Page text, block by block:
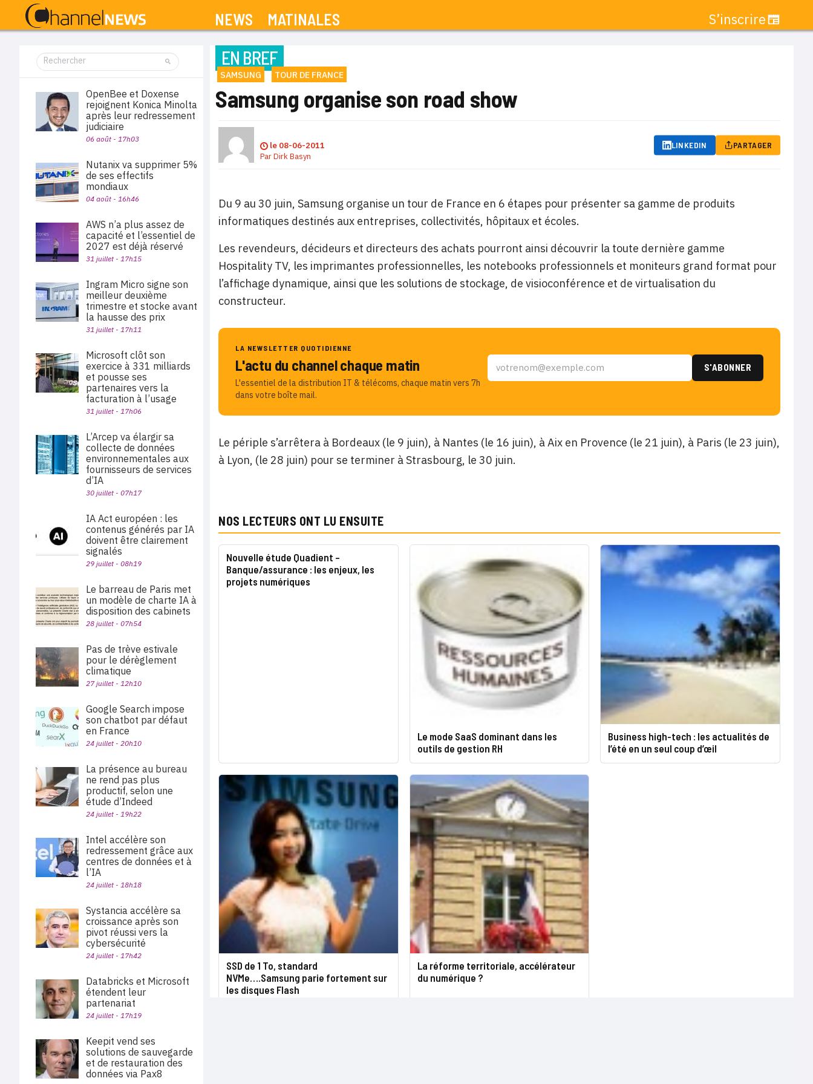
NEWS MATINALES S’inscrire
EN BREF
SAMSUNG TOUR DE FRANCE
Samsung organise son road show
le 08-06-2011
ParDirk Basyn
LINKEDIN PARTAGER
Du 9 au 30 juin, Samsung organise un tour de France en 6 étapes pour présenter sa gamme de produits
informatiques destinés aux entreprises, collectivités, hôpitaux et écoles.
Les revendeurs, décideurs et directeurs des achats pourront ainsi découvrir la toute dernière gamme
Hospitality TV, les imprimantes professionnelles, les notebooks professionnels et moniteurs grand format pour
l’affichage dynamique, ainsi que les solutions de stockage, de visioconférence et de virtualisation du
constructeur.
LA NEWSLETTER QUOTIDIENNE
L'actu du channel chaque matin
L'essentiel de la distribution IT & télécoms, chaque matin vers 7h
dans votre boîte mail.
Le périple s’arrêtera à Bordeaux (le 9 juin), à Nantes (le 16 juin), à Aix en Provence (le 21 juin), à Paris (le 23 juin),
à Lyon, (le 28 juin) pour se terminer à Strasbourg, le 30 juin.
NOS LECTEURS ONT LU ENSUITE
Nouvelle étude Quadient –
Banque/assurance : les enjeux, les
projets numériques
Le mode SaaS dominant dans les
outils de gestion RH
Business high-tech : les actualités de
l’été en un seul coup d’œil
SSD de 1 To, standard
NVMe….Samsung parie fortement sur
les disques Flash
La réforme territoriale, accélérateur
du numérique ?
OpenBee et Doxense
rejoignent Konica Minolta
après leur redressement
judiciaire
06 août - 17h03
Nutanix va supprimer 5%
de ses effectifs
mondiaux
04 août - 16h46
AWS n’a plus assez de
capacité et l’essentiel de
2027 est déjà réservé
31 juillet - 17h15
Ingram Micro signe son
meilleur deuxième
trimestre et stocke avant
la hausse des prix
31 juillet - 17h11
Microsoft clôt son
exercice à 331 milliards
et pousse ses
partenaires vers la
facturation à l’usage
31 juillet - 17h06
L’Arcep va élargir sa
collecte de données
environnementales aux
fournisseurs de services
d’IA
30 juillet - 07h17
IA Act européen : les
contenus générés par IA
doivent être clairement
signalés
29 juillet - 08h19
Le barreau de Paris met
un modèle de charte IA à
disposition des cabinets
28 juillet - 07h54
Pas de trève estivale
pour le dérèglement
climatique
27 juillet - 12h10
Google Search impose
son chatbot par défaut
en France
24 juillet - 20h10
La présence au bureau
ne rend pas plus
productif, selon une
étude d’Indeed
24 juillet - 19h22
Intel accélère son
redressement grâce aux
centres de données et à
l’IA
24 juillet - 18h18
Systancia accélère sa
croissance après son
pivot réussi vers la
cybersécurité
24 juillet - 17h42
Databricks et Microsoft
étendent leur
partenariat
24 juillet - 17h19
Keepit vend ses
solutions de sauvegarde
et de restauration des
données via Pax8